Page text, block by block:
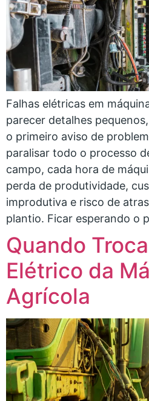
Falhas elétricas em
parecer detalhes
o primeiro aviso de
paralisar todo o processo
campo, cada hora de
perda de produtividade,
improdutiva e risco de
plantio. Ficar esperando o
Quando
Elétrico da
Agrícola